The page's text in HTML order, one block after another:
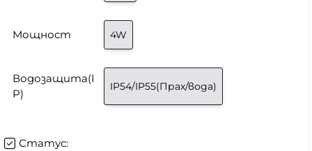
Статус:
Мощност 4W
Водозащита(I
P)
IP54/IP55(Прах/вода)